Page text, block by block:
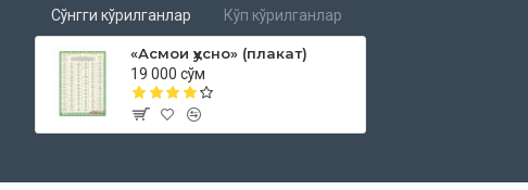
Сўнгги кўрилганлар Кўп кўрилганлар
«Асмои ҳусно» (плакат)
19 000 сўм